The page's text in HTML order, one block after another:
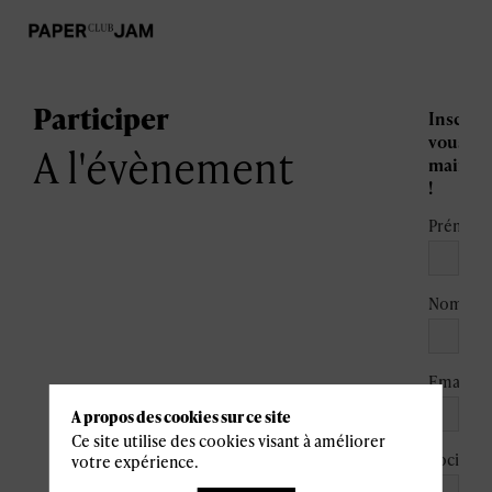
Participer
A l'évènement
vous
!
Prénom
Nom
Email
Société
A propos des cookies sur ce site
Ce site utilise des cookies visant à améliorer
votre expérience.